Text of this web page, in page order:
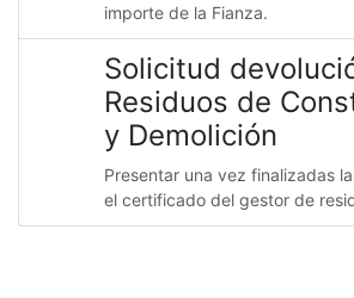
importe de la Fianza.
Solicitud
Residuos de
y Demolición
Presentar una vez finalizadas
el certificado del gestor de